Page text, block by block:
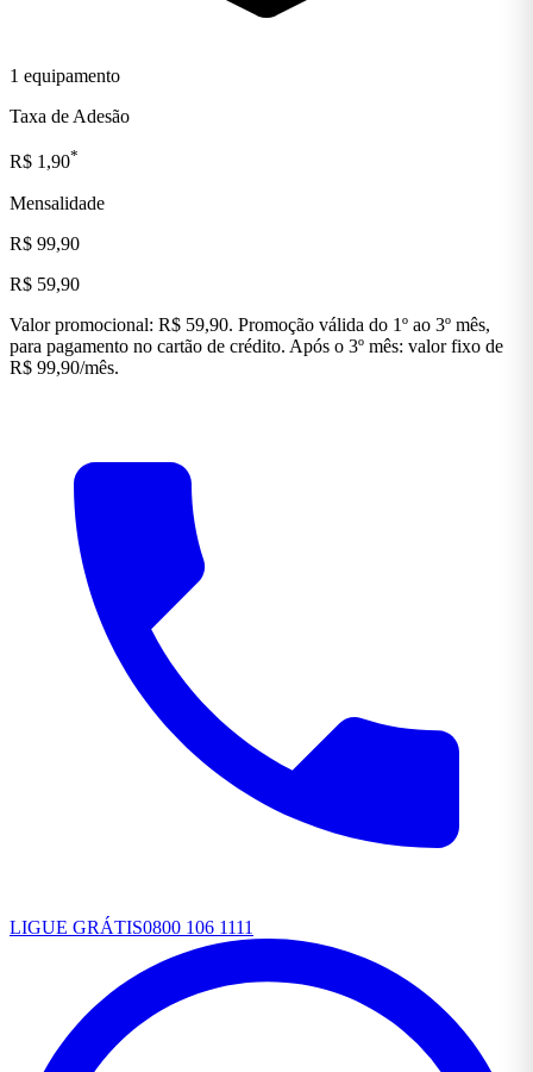
1 equipamento
Taxa de Adesão
R$ 1,90*
Mensalidade
R$ 99,90
R$ 59,90
Valor promocional: R$ 59,90. Promoção válida do 1º ao 3º mês,
para pagamento no cartão de crédito. Após o 3º mês: valor fixo de
R$ 99,90/mês.
LIGUE GRÁTIS0800 106 1111